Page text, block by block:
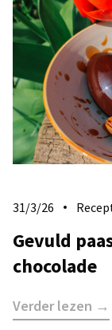
31/3/26
Gevuld
chocolade
Verder lezen →